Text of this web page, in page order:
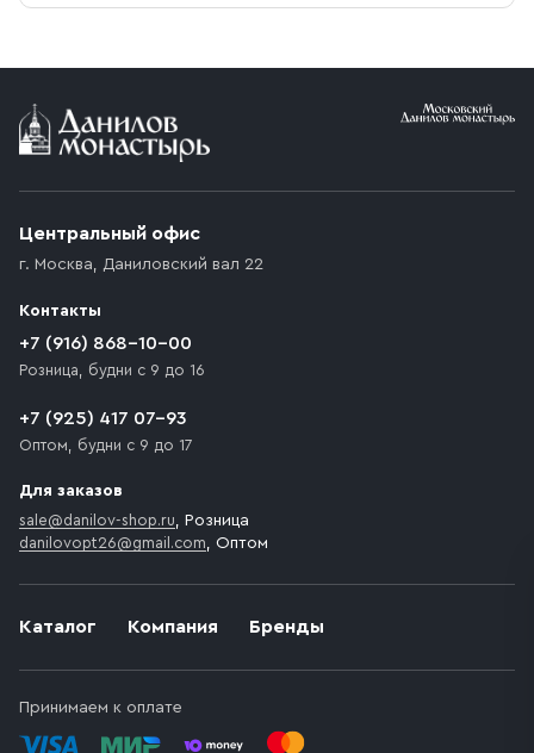
Каталог Компания Бренды
Принимаем к оплате
Центральный офис
г. Москва, Даниловский вал 22
Контакты
+7 (916) 868-10-00
Розница, будни с 9 до 16
+7 (925) 417 07-93
Оптом, будни с 9 до 17
Для заказов
sale@danilov-shop.ru, Розница
danilovopt26@gmail.com, Оптом